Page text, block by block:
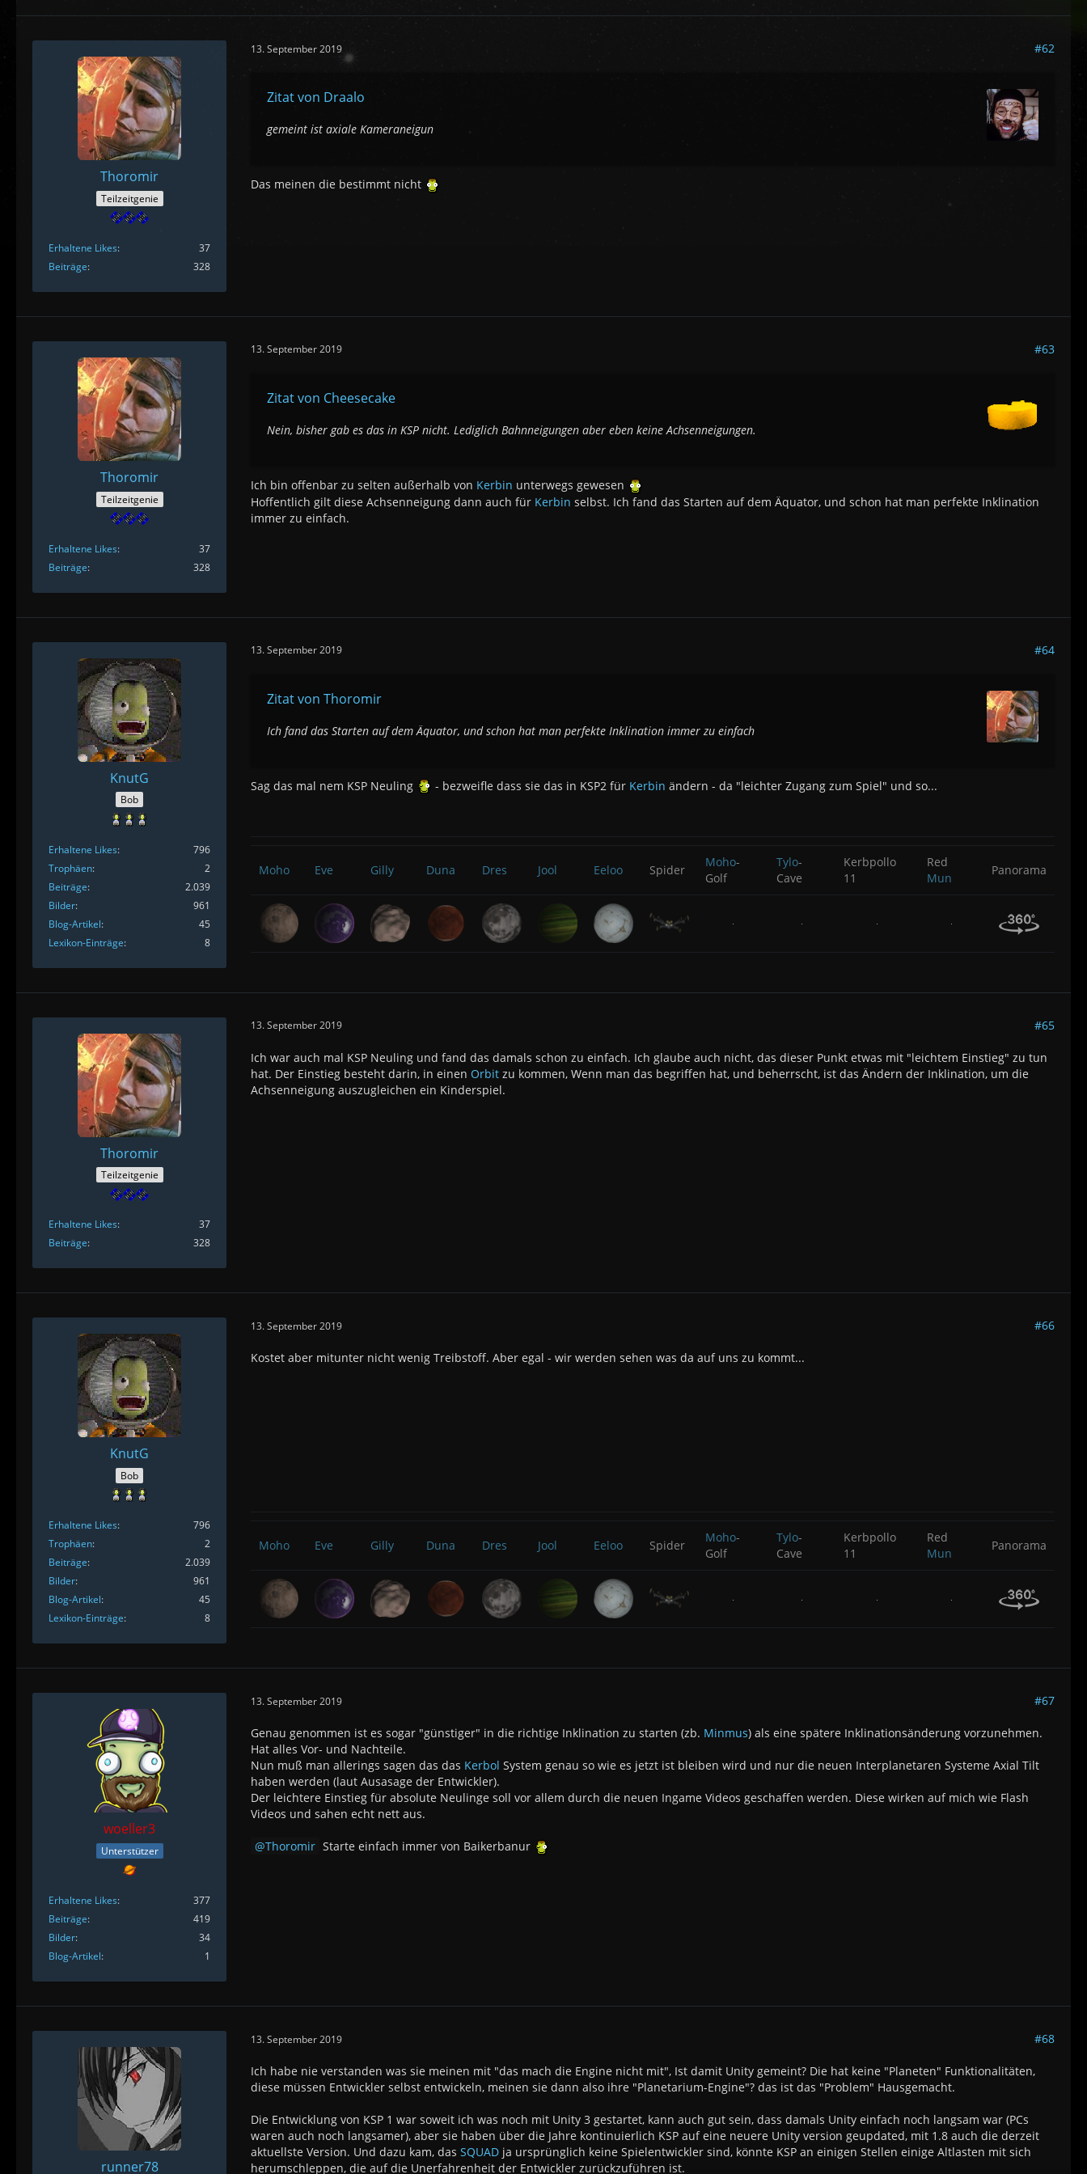
Thoromir
Teilzeitgenie
Erhaltene Likes
37
Beiträge
328
13. September 2019 #62
Zitat von Draalo
gemeint ist axiale Kameraneigun
Das meinen die bestimmt nicht
Thoromir
Teilzeitgenie
Erhaltene Likes
37
Beiträge
328
13. September 2019 #63
Zitat von Cheesecake
Nein, bisher gab es das in KSP nicht. Lediglich Bahnneigungen aber eben keine Achsenneigungen.
Ich bin offenbar zu selten außerhalb von Kerbin unterwegs gewesen
Hoffentlich gilt diese Achsenneigung dann auch für Kerbin selbst. Ich fand das Starten auf dem Äquator, und schon hat man perfekte Inklination
immer zu einfach.
KnutG
Bob
Erhaltene Likes
796
Trophäen
2
Beiträge
2.039
Bilder
961
Blog-Artikel
45
Lexikon-Einträge
8
13. September 2019 #64
Zitat von Thoromir
Ich fand das Starten auf dem Äquator, und schon hat man perfekte Inklination immer zu einfach
Sag das mal nem KSP Neuling - bezweifle dass sie das in KSP2 für Kerbin ändern - da "leichter Zugang zum Spiel" und so...
Moho Eve Gilly Duna Dres Jool Eeloo Spider
Moho-
Golf
Tylo-
Cave
Kerbpollo
11
Red
Mun
Panorama
Thoromir
Teilzeitgenie
Erhaltene Likes
37
Beiträge
328
13. September 2019 #65
Ich war auch mal KSP Neuling und fand das damals schon zu einfach. Ich glaube auch nicht, das dieser Punkt etwas mit "leichtem Einstieg" zu tun
hat. Der Einstieg besteht darin, in einen Orbit zu kommen, Wenn man das begriffen hat, und beherrscht, ist das Ändern der Inklination, um die
Achsenneigung auszugleichen ein Kinderspiel.
KnutG
Bob
Erhaltene Likes
796
Trophäen
2
Beiträge
2.039
Bilder
961
Blog-Artikel
45
Lexikon-Einträge
8
13. September 2019 #66
Kostet aber mitunter nicht wenig Treibstoff. Aber egal - wir werden sehen was da auf uns zu kommt...
Moho Eve Gilly Duna Dres Jool Eeloo Spider
Moho-
Golf
Tylo-
Cave
Kerbpollo
11
Red
Mun
Panorama
woeller3
Unterstützer
Erhaltene Likes
377
Beiträge
419
Bilder
34
Blog-Artikel
1
13. September 2019 #67
Genau genommen ist es sogar "günstiger" in die richtige Inklination zu starten (zb. Minmus) als eine spätere Inklinationsänderung vorzunehmen.
Hat alles Vor- und Nachteile.
Nun muß man allerings sagen das das Kerbol System genau so wie es jetzt ist bleiben wird und nur die neuen Interplanetaren Systeme Axial Tilt
haben werden (laut Ausasage der Entwickler).
Der leichtere Einstieg für absolute Neulinge soll vor allem durch die neuen Ingame Videos geschaffen werden. Diese wirken auf mich wie Flash
Videos und sahen echt nett aus.
Thoromir Starte einfach immer von Baikerbanur
runner78
13. September 2019 #68
Ich habe nie verstanden was sie meinen mit "das mach die Engine nicht mit", Ist damit Unity gemeint? Die hat keine "Planeten" Funktionalitäten,
diese müssen Entwickler selbst entwickeln, meinen sie dann also ihre "Planetarium-Engine"? das ist das "Problem" Hausgemacht.
Die Entwicklung von KSP 1 war soweit ich was noch mit Unity 3 gestartet, kann auch gut sein, dass damals Unity einfach noch langsam war (PCs
waren auch noch langsamer), aber sie haben über die Jahre kontinuierlich KSP auf eine neuere Unity version geupdated, mit 1.8 auch die derzeit
aktuellste Version. Und dazu kam, das SQUAD ja ursprünglich keine Spielentwickler sind, könnte KSP an einigen Stellen einige Altlasten mit sich
herumschleppen, die auf die Unerfahrenheit der Entwickler zurückzuführen ist.